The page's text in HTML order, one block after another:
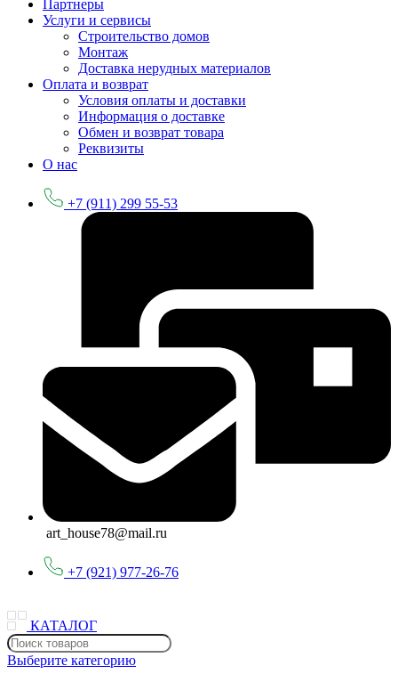
Партнеры
Услуги и сервисы
Строительство домов
Монтаж
Доставка нерудных материалов
Оплата и возврат
Условия оплаты и доставки
Информация о доставке
Обмен и возврат товара
Реквизиты
О нас
+7 (911) 299 55-53
art_house78@mail.ru
+7 (921) 977-26-76
КАТАЛОГ
Выберите категорию